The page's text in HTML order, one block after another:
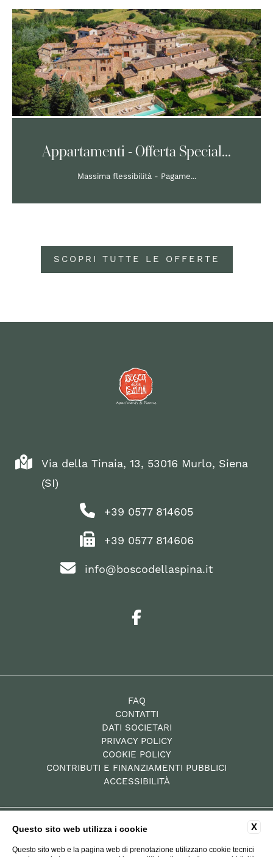
Appartamenti - Offerta Special...
Massima flessibilità - Pagame...
SCOPRI TUTTE LE OFFERTE
Via della Tinaia, 13, 53016 Murlo, Siena
(SI)
+39 0577 814605
+39 0577 814606
info@boscodellaspina.it
FAQ
CONTATTI
DATI SOCIETARI
PRIVACY POLICY
COOKIE POLICY
CONTRIBUTI E FINANZIAMENTI PUBBLICI
ACCESSIBILITÀ
P.Iva: 00784010522
X
Questo sito web utilizza i cookie
Questo sito web e la pagina web di prenotazione utilizzano cookie tecnici